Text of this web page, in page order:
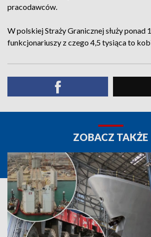
pracodawców.
W polskiej Straży Granicznej służy ponad
funkcjonariuszy z czego 4,5 tysiąca to
ZOBACZ TAKŻE